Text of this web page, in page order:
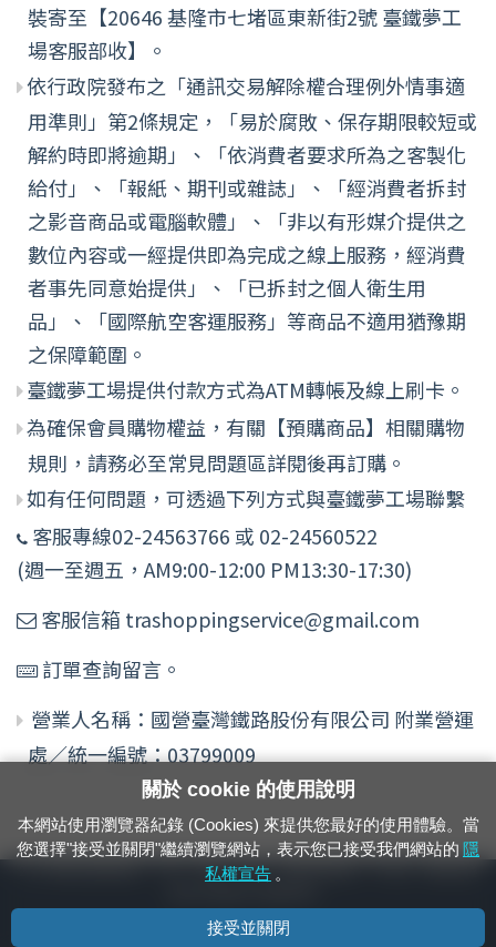
裝寄至【20646 基隆市七堵區東新街2號 臺鐵夢工
場客服部收】。
依行政院發布之「通訊交易解除權合理例外情事適
用準則」第2條規定，「易於腐敗、保存期限較短或
解約時即將逾期」、「依消費者要求所為之客製化
給付」、「報紙、期刊或雜誌」、「經消費者拆封
之影音商品或電腦軟體」、「非以有形媒介提供之
數位內容或一經提供即為完成之線上服務，經消費
者事先同意始提供」、「已拆封之個人衛生用
品」、「國際航空客運服務」等商品不適用猶豫期
之保障範圍。
臺鐵夢工場提供付款方式為ATM轉帳及線上刷卡。
為確保會員購物權益，有關【預購商品】相關購物
規則，請務必至常見問題區詳閱後再訂購。
如有任何問題，可透過下列方式與臺鐵夢工場聯繫
客服專線02-24563766 或 02-24560522
(週一至週五，AM9:00-12:00 PM13:30-17:30)
客服信箱 trashoppingservice@gmail.com
訂單查詢留言。
營業人名稱：國營臺灣鐵路股份有限公司 附業營運
處／統一編號：03799009
24小時緊急通報電話：1933（市話、手機，僅限發現軌道、平交道、橋樑及隧
資通安全政策 著作權聲明
關於 cookie 的使用說明
本網站使用瀏覽器紀錄 (Cookies) 來提供您最好的使用體驗。當
您選擇"接受並關閉"繼續瀏覽網站，表示您已接受我們網站的 隱
私權宣告 。
接受並關閉